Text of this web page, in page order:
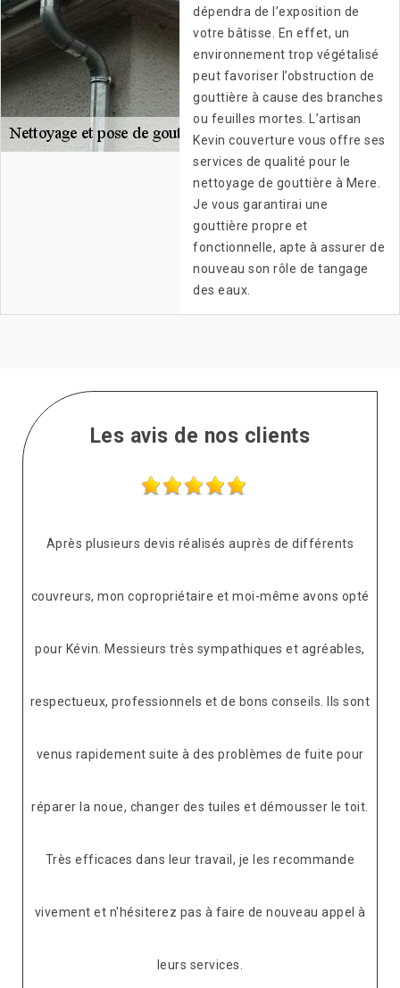
dépendra de l’exposition de
votre bâtisse. En effet, un
environnement trop végétalisé
peut favoriser l’obstruction de
gouttière à cause des branches
ou feuilles mortes. L’artisan
Kevin couverture vous offre ses
services de qualité pour le
nettoyage de gouttière à Mere.
Je vous garantirai une
gouttière propre et
fonctionnelle, apte à assurer de
nouveau son rôle de tangage
des eaux.
Les avis de nos clients
Après plusieurs devis réalisés auprès de différents
mon copropriétaire et moi-même avons opté
pour Kévin. Messieurs très sympathiques et agréables,
professionnels et de bons conseils. Ils sont
venus rapidement suite à des problèmes de fuite pour
la noue, changer des tuiles et démousser le toit.
Très efficaces dans leur travail, je les recommande
et n'hésiterez pas à faire de nouveau appel à
leurs services.